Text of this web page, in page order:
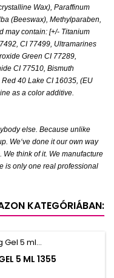
Wax), Paraffinum
(Beeswax), Methylparaben,
may contain: [+/- Titanium
CI 77499, Ultramarines
Green CI 77289,
CI 77510, Bismuth
40 Lake CI 16035, (EU
as a color additive.
else. Because unlike
We‘ve done it our own way
think of it. We manufacture
is only one real professional
KATEGÓRIÁBAN:
5 ML 1355